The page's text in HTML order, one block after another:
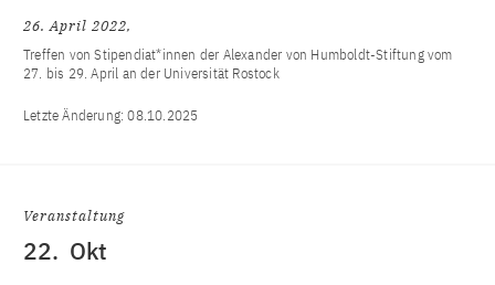
26. April 2022
Treffen von Stipendiat*innen der Alexander von Humboldt-Stiftung vom
27. bis 29. April an der Universität Rostock
Letzte Änderung:08.10.2025
Veranstaltung
22. Okt